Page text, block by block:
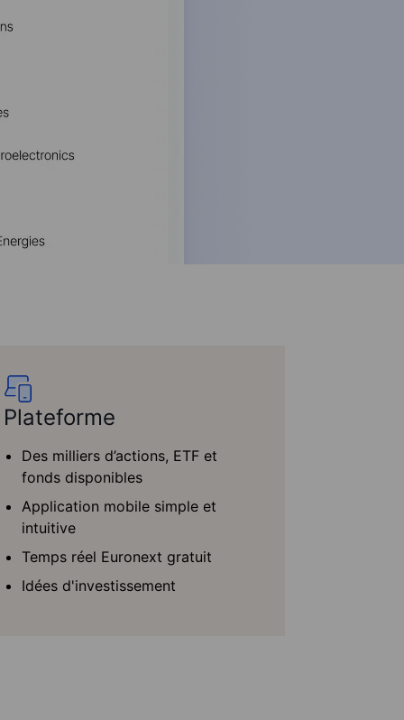
Plateforme
Des milliers d’actions, ETF et
fonds disponibles
Application mobile simple et
intuitive
Temps réel Euronext gratuit
Idées d'investissement